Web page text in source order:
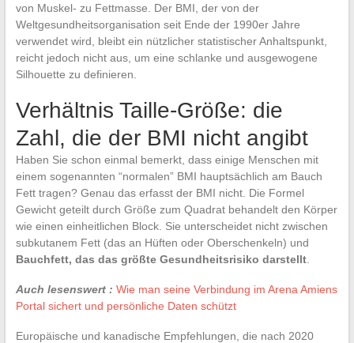
von Muskel- zu Fettmasse. Der BMI, der von der
Weltgesundheitsorganisation seit Ende der 1990er Jahre
verwendet wird, bleibt ein nützlicher statistischer Anhaltspunkt,
reicht jedoch nicht aus, um eine schlanke und ausgewogene
Silhouette zu definieren.
Verhältnis Taille-Größe: die
Zahl, die der BMI nicht angibt
Haben Sie schon einmal bemerkt, dass einige Menschen mit
einem sogenannten “normalen” BMI hauptsächlich am Bauch
Fett tragen? Genau das erfasst der BMI nicht. Die Formel
Gewicht geteilt durch Größe zum Quadrat behandelt den Körper
wie einen einheitlichen Block. Sie unterscheidet nicht zwischen
subkutanem Fett (das an Hüften oder Oberschenkeln) und
Bauchfett, das das größte Gesundheitsrisiko darstellt.
Auch lesenswert : Wie man seine Verbindung im Arena Amiens
Portal sichert und persönliche Daten schützt
Europäische und kanadische Empfehlungen, die nach 2020